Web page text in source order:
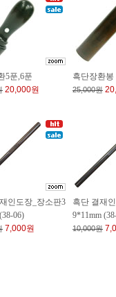
5푼,6푼
20,000원
흑단장환봉
25,000원
인도장_장소판3
06)
7,000원
흑단 결재
9*11mm
10,000원